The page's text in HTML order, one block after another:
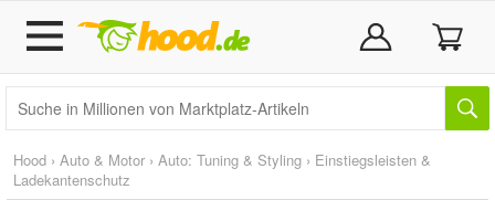
Hood › Auto & Motor › Auto: Tuning & Styling › Einstiegsleisten &
Ladekantenschutz